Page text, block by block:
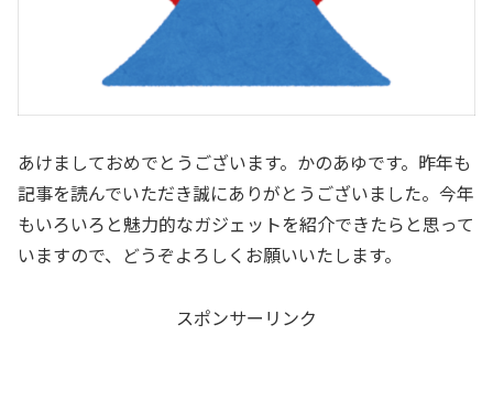
あけましておめでとうございます。かのあゆです。昨年も
記事を読んでいただき誠にありがとうございました。今年
もいろいろと魅力的なガジェットを紹介できたらと思って
いますので、どうぞよろしくお願いいたします。
スポンサーリンク